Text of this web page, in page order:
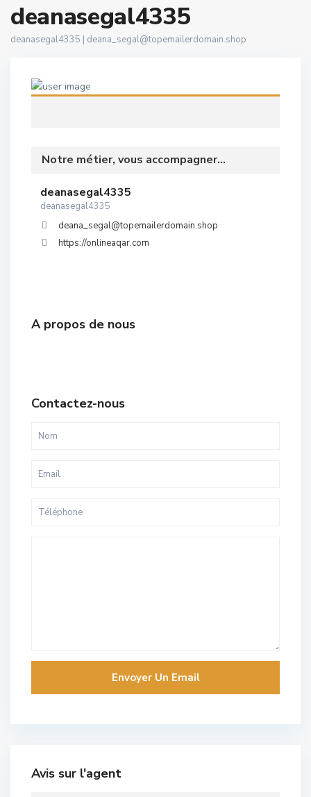
deanasegal4335
deanasegal4335 | deana_segal@topemailerdomain.shop
Notre métier, vous accompagner...
deanasegal4335
deanasegal4335
deana_segal@topemailerdomain.shop
https://onlineaqar.com
A propos de nous
Contactez-nous
Avis sur l'agent